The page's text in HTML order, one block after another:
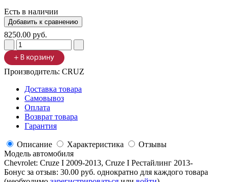
Есть в наличии
8250.00 руб.
Производитель: CRUZ
Доставка товара
Самовывоз
Оплата
Возврат товара
Гарантия
Описание Характеристика
Отзывы
Модель автомобиля
Chevrolet: Cruze I 2009-2013, Cruze I Рестайлинг 2013-
Бонус за отзыв: 30.00 руб. однократно для каждого товара